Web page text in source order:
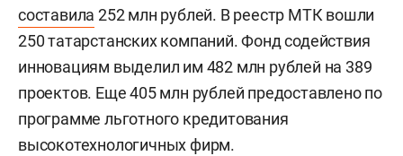
составила 252 млн рублей. В реестр МТК вошли
250 татарстанских компаний. Фонд содействия
инновациям выделил им 482 млн рублей на 389
проектов. Еще 405 млн рублей предоставлено по
программе льготного кредитования
высокотехнологичных фирм.